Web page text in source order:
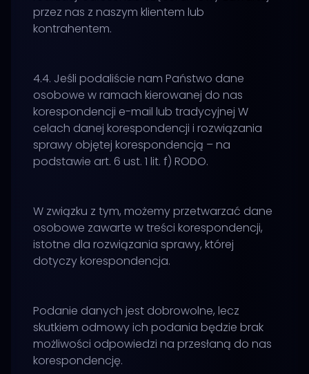
przez nas z naszym klientem lub
kontrahentem.
4.4. Jeśli podaliście nam Państwo dane
osobowe w ramach kierowanej do nas
korespondencji e-mail lub tradycyjnej W
celach danej korespondencji i rozwiązania
sprawy objętej korespondencją – na
podstawie art. 6 ust. 1 lit. f) RODO.
W związku z tym, możemy przetwarzać dane
osobowe zawarte w treści korespondencji,
istotne dla rozwiązania sprawy, której
dotyczy korespondencja.
Podanie danych jest dobrowolne, lecz
skutkiem odmowy ich podania będzie brak
możliwości odpowiedzi na przesłaną do nas
korespondencję.